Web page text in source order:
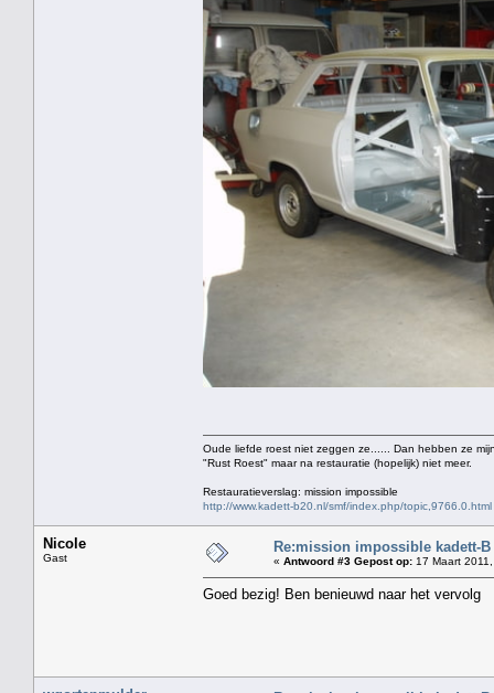
Oude liefde roest niet zeggen ze...... Dan hebben ze
"Rust Roest" maar na restauratie (hopelijk) niet meer.
Restauratieverslag: mission impossible
http://www.kadett-b20.nl/smf/index.php/topic,9766.0.html
Nicole
Gast
Re:mission impossible kadett-B
« Antwoord #3 Gepost op: 17 Maart
Goed bezig! Ben benieuwd naar het vervolg